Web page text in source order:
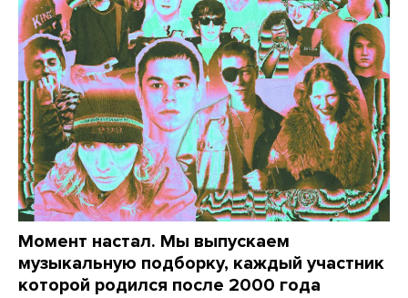
Момент настал. Мы выпускаем
музыкальную подборку, каждый участник
которой родился после 2000 года